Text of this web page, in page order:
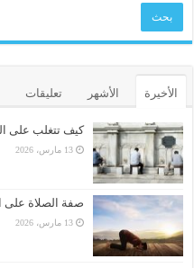
الأخيرة الأشهر تعليقات
كيف تتغلب على
13 مارس، 2026
صفة الصلاة على
13 مارس، 2026